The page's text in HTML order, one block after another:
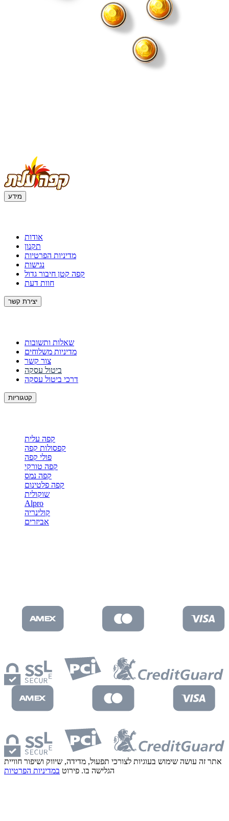
מידע
אודות
תקנון
מדיניות הפרטיות
נגישות
קפה קטן חיבור גדול
חוות דעת
יצירת קשר
שאלות ותשובות
מדיניות משלוחים
צור קשר
ביטול עסקה
דרכי ביטול עסקה
קטגוריות
קפה עלית
קפסולות קפה
פולי קפה
קפה טורקי
קפה נמס
קפה פלטינום
שוקולית
Alpro
קולינריה
אביזרים
אתר זה עושה שימוש בעוגיות לצורכי תפעול, מדידה, שיווק ושיפור חוויית
הגלישה בו. פירוט במדיניות הפרטיות